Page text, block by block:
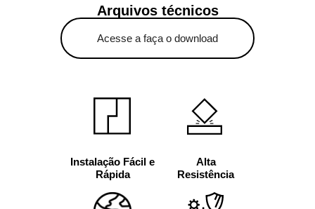
Arquivos técnicos
Acesse a faça o download
Instalação Fácil e
Rápida
Alta
Resistência